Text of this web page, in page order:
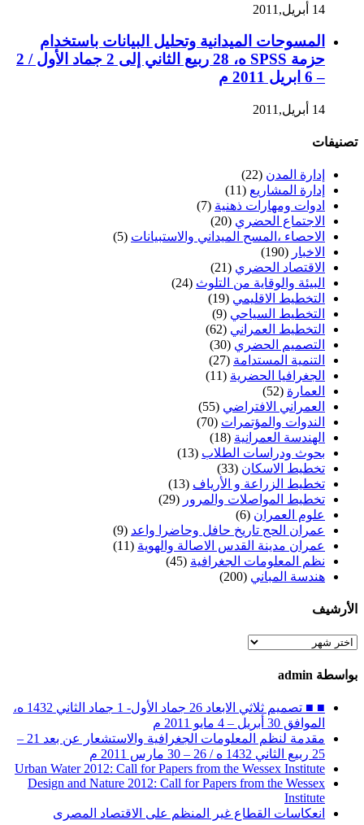
14 أبريل,2011
المسوحات الميدانية وتحليل البيانات باستخدام
حزمة SPSS ه، 28 ربيع الثاني إلى 2 جماد الأول / 2
– 6 ابريل 2011 م
14 أبريل,2011
تصنيفات
إدارة المدن (22)
إدارة المشاريع (11)
ادوات ومهارات ذهنية (7)
الاجتماع الحضري (20)
الاحصاء ،المسح الميداني والاستبيانات (5)
الاخبار (190)
الاقتصاد الحضري (21)
البيئة والوقاية من التلوث (24)
التخطيط الاقليمي (19)
التخطيط السياحي (9)
التخطيط العمراني (62)
التصميم الحضري (30)
التنمية المستدامة (27)
الجغرافيا الحضرية (11)
العمارة (52)
العمراني الافتراضي (55)
الندوات والمؤتمرات (70)
الهندسة العمرانية (18)
بحوث ودراسات الطلاب (13)
تخطيط الاسكان (33)
تخطيط الزراعة و الأرياف (13)
تخطيط المواصلات والمرور (29)
علوم العمران (6)
عمران الحج تاريخ حافل وحاضرا واعد (9)
عمران مدينة القدس الاصالة والهوية (11)
نظم المعلومات الجغرافية (45)
هندسة المباني (200)
الأرشيف
الأرشيف
بواسطة admin
■ ■ تصميم ثلاثي الابعاد 26 جماد الأول- 1 جماد الثاني 1432 ه،
الموافق 30 أبريل – 4 مايو 2011 م
مقدمة لنظم المعلومات الجغرافية والاستشعار عن بعد 21 –
25 ربيع الثاني 1432 ه / 26 – 30 مارس 2011 م
Urban Water 2012: Call for Papers from the Wessex Institute
Design and Nature 2012: Call for Papers from the Wessex
Institute‏
انعكاسات القطاع غير المنظم على الاقتصاد المصرى